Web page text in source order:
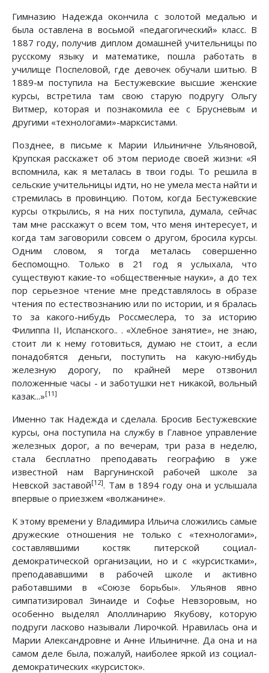
Гимназию Надежда окончила с золотой медалью и
была оставлена в восьмой «педагогический» класс. В
1887 году, получив диплом домашней учительницы по
русскому языку и математике, пошла работать в
училище Поспеловой, где девочек обучали шитью. В
1889-м поступила на Бестужевские высшие женские
курсы, встретила там свою старую подругу Ольгу
Витмер, которая и познакомила ее с Брусневым и
другими «технологами»-марксистами.
Позднее, в письме к Марии Ильиничне Ульяновой,
Крупская расскажет об этом периоде своей жизни: «Я
вспомнила, как я металась в твои годы. То решила в
сельские учительницы идти, но не умела места найти и
стремилась в провинцию. Потом, когда Бестужевские
курсы открылись, я на них поступила, думала, сейчас
там мне расскажут о всем том, что меня интересует, и
когда там заговорили совсем о другом, бросила курсы.
Одним словом, я тогда металась совершенно
беспомощно. Только в 21 год я услыхала, что
существуют какие-то «общественные науки», а до тех
пор серьезное чтение мне представлялось в образе
чтения по естествознанию или по истории, и я бралась
то за какого-нибудь Россмеслера, то за историю
Филиппа II, Испанского.. . «Хлебное занятие», не знаю,
стоит ли к нему готовиться, думаю не стоит, а если
понадобятся деньги, поступить на какую-нибудь
железную дорогу, по крайней мере отзвонил
положенные часы - и заботушки нет никакой, вольный
казак...»[11]
Именно так Надежда и сделала. Бросив Бестужевские
курсы, она поступила на службу в Главное управление
железных дорог, а по вечерам, три раза в неделю,
стала бесплатно преподавать географию в уже
известной нам Варгунинской рабочей школе за
Невской заставой[12]. Там в 1894 году она и услышала
впервые о приезжем «волжанине».
К этому времени у Владимира Ильича сложились самые
дружеские отношения не только с «технологами»,
составлявшими костяк питерской социал-
демократической организации, но и с «курсистками»,
преподававшими в рабочей школе и активно
работавшими в «Союзе борьбы». Ульянов явно
симпатизировал Зинаиде и Софье Невзоровым, но
особенно выделял Аполлинарию Якубову, которую
подруги ласково называли Лирочкой. Нравилась она и
Марии Александровне и Анне Ильиничне. Да она и на
самом деле была, пожалуй, наиболее яркой из социал-
демократических «курсисток».